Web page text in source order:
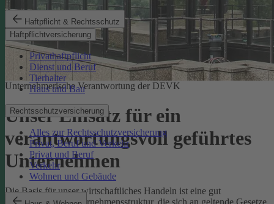
Haftpflicht & Rechtsschutz
Haftpflichtversicherung
Privathaftpflicht
Dienst und Beruf
Tierhalter
Haus und Bau
Rechtsschutzversicherung
Alles zur Rechtsschutzversicherung
Privat, Beruf und Verkehr
Privat und Beruf
Verkehr
Wohnen und Gebäude
Unternehmerische Verantwortung der DEVK
Unser Einsatz für ein
verantwortungsvoll geführtes
Unternehmen
Die Basis für unser wirtschaftliches Handeln ist eine gut
funktionierende Unternehmensstruktur, die sich an geltende Gesetze